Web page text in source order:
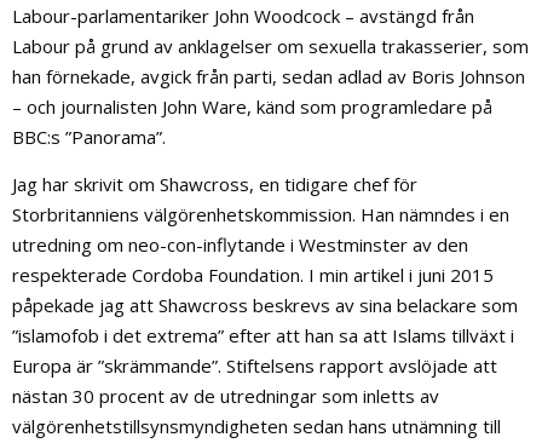
Labour-parlamentariker John Woodcock – avstängd från
Labour på grund av anklagelser om sexuella trakasserier, som
han förnekade, avgick från parti, sedan adlad av Boris Johnson
– och journalisten John Ware, känd som programledare på
BBC:s ”Panorama”.
Jag har skrivit om Shawcross, en tidigare chef för
Storbritanniens välgörenhetskommission. Han nämndes i en
utredning om neo-con-inflytande i Westminster av den
respekterade Cordoba Foundation. I min artikel i juni 2015
påpekade jag att Shawcross beskrevs av sina belackare som
”islamofob i det extrema” efter att han sa att Islams tillväxt i
Europa är ”skrämmande”. Stiftelsens rapport avslöjade att
nästan 30 procent av de utredningar som inletts av
välgörenhetstillsynsmyndigheten sedan hans utnämning till